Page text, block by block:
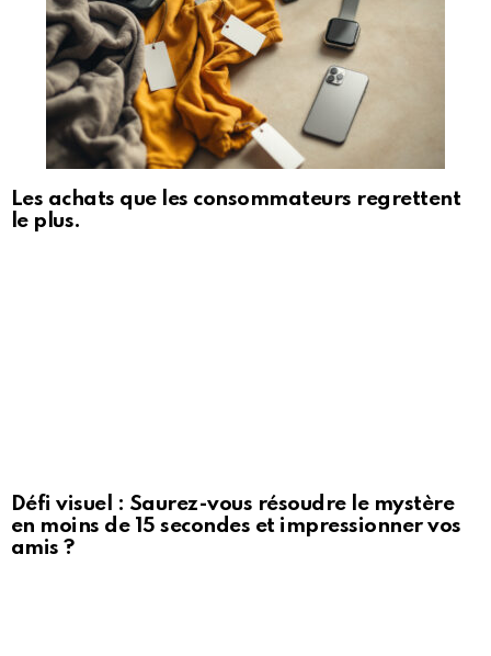
Les achats que les consommateurs regrettent
le plus.
Défi visuel : Saurez-vous résoudre le mystère
en moins de 15 secondes et impressionner vos
amis ?